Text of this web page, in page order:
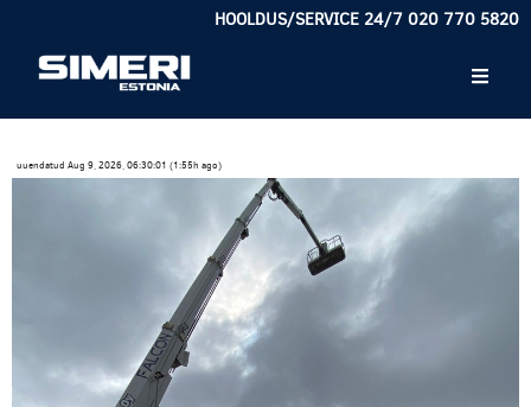
HOOLDUS/SERVICE 24/7 020 770 5820
uuendatud Aug 9, 2026, 06:30:01 (1:55h ago)